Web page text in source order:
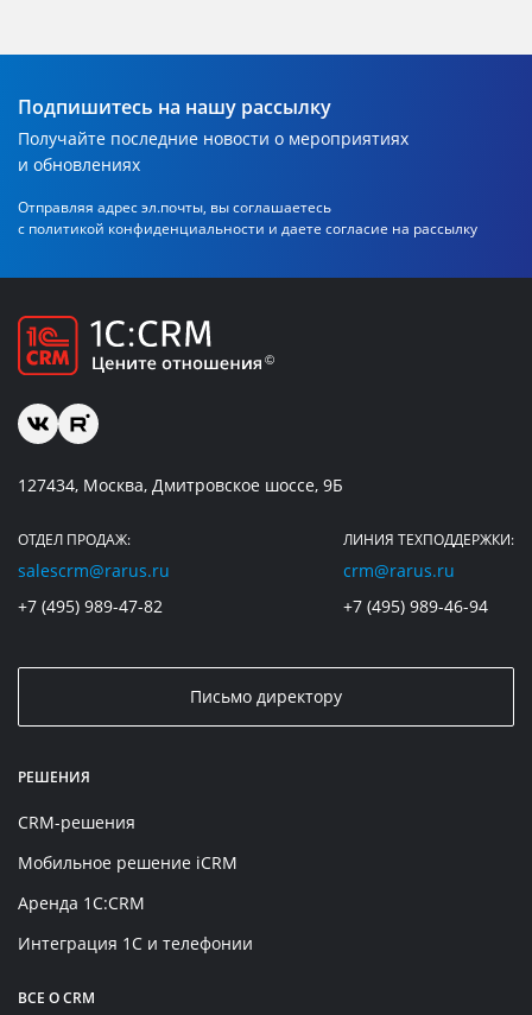
Подпишитесь на нашу рассылку
Получайте последние новости о мероприятиях
и обновлениях
Отправляя адрес эл.почты, вы соглашаетесь
с политикой конфиденциальности и даете согласие на рассылку
127434, Москва, Дмитровское шоссе, 9Б
ОТДЕЛ ПРОДАЖ:
salescrm@rarus.ru
+7 (495) 989-47-82
ЛИНИЯ ТЕХПОДДЕРЖКИ:
crm@rarus.ru
+7 (495) 989-46-94
Письмо директору
РЕШЕНИЯ
CRM-решения
Мобильное решение iCRM
Аренда 1C:CRM
Интеграция 1С и телефонии
ВСЕ О CRM